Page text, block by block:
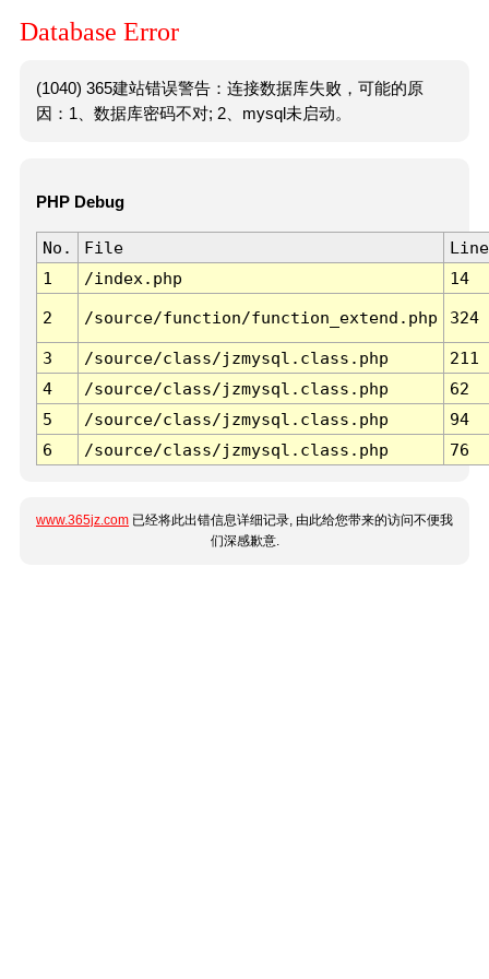
Database Error
(1040) 365建站错误警告：连接数据库失败，可能的原
因：1、数据库密码不对; 2、mysql未启动。
PHP Debug
No. File
Line
1
/index.php 14
2 /source/function/function_extend.php 324
3 /source/class/jzmysql.class.php
211
4
/source/class/jzmysql.class.php
62
5
/source/class/jzmysql.class.php
94
6
/source/class/jzmysql.class.php 76
www.365jz.com 已经将此出错信息详细记录, 由此给您带来的访问不便我
们深感歉意.